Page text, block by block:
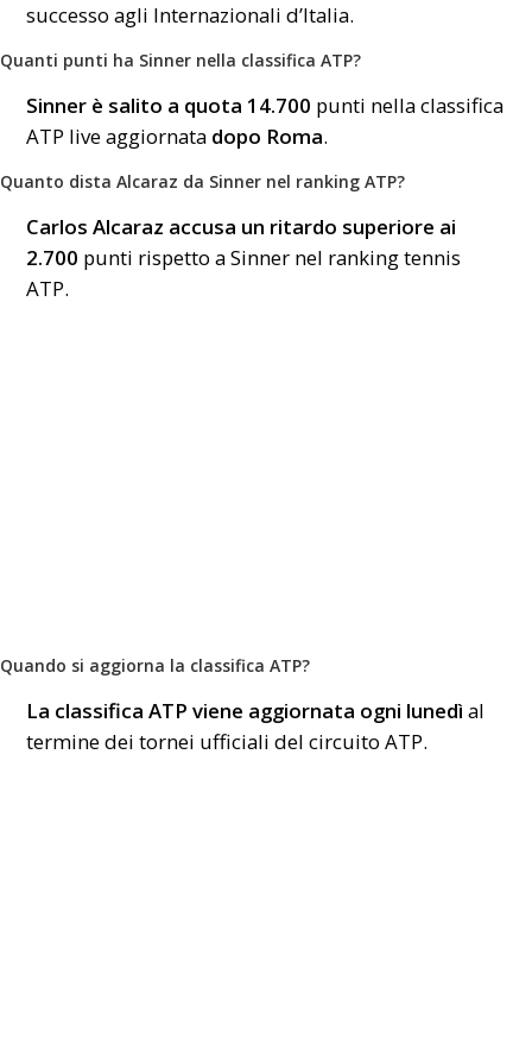
successo agli Internazionali d’Italia.
Quanti punti ha Sinner nella classifica ATP?
Sinner è salito a quota 14.700 punti nella classifica
ATP live aggiornata dopo Roma.
Quanto dista Alcaraz da Sinner nel ranking ATP?
Carlos Alcaraz accusa un ritardo superiore ai
2.700 punti rispetto a Sinner nel ranking tennis
ATP.
Quando si aggiorna la classifica ATP?
La classifica ATP viene aggiornata ogni lunedìal
termine dei tornei ufficiali del circuito ATP.